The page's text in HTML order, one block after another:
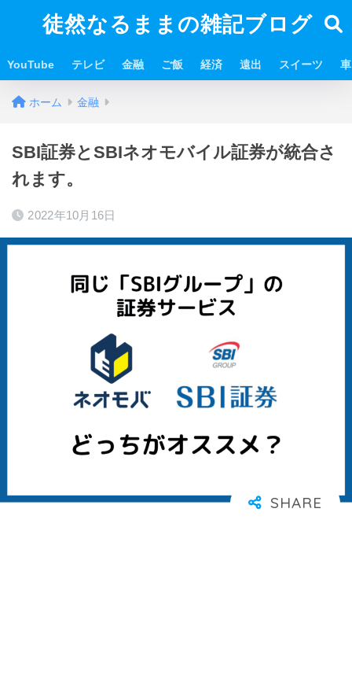
徒然なるままの雑記ブログ
YouTube テレビ 金融 ご飯 経済 遠出 スイーツ 車
ホーム 金融
SBI証券とSBIネオモバイル証券が統合さ
れます。
2022年10月16日